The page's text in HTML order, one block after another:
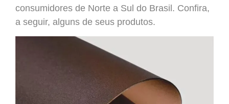
consumidores de Norte a Sul do Brasil. Confira,
a seguir, alguns de seus produtos.